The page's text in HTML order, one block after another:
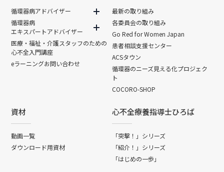
循環器病アドバイザー
循環器病
エキスパートアドバイザー
医療・福祉・介護スタッフのための
心不全入門講座
eラーニングお問い合わせ
最新の取り組み
各委員会の取り組み
Go Red for Women Japan
患者相談支援センター
ACSタウン
循環器のニーズ見える化プロジェク
ト
COCORO-SHOP
資材
動画一覧
ダウンロード用資材
心不全療養指導士ひろば
「突撃！」シリーズ
「紹介！」シリーズ
「はじめの一歩」